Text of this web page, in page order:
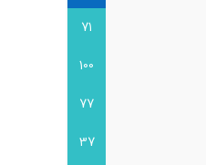
71
100
77
37